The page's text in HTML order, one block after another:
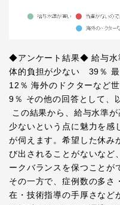
◆アンケート結果◆ 給与
体的負担が少ない 39％
12％ 海外のドクターなど
9％ その他の回答として、
この結果から、給与水準
少ないという点に魅力を感
が伺えます。希望した休み
び出されることがないなど
ークバランスを保つことが
その一方で、症例数の多さ
在・技術指導の手厚さなど